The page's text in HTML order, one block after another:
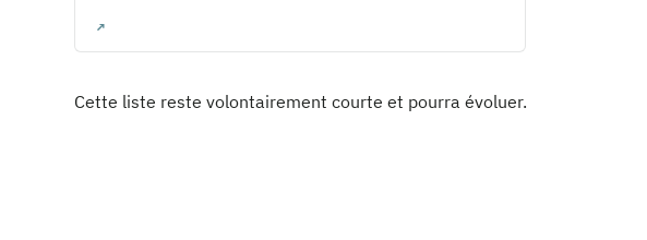
Cette liste reste volontairement courte et pourra évoluer.